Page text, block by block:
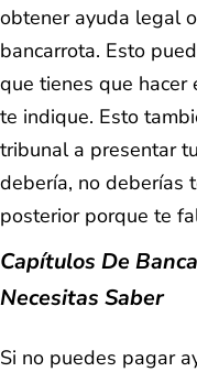
obtener ayuda legal
bancarrota. Esto
que tienes que hacer
te indique. Esto
tribunal a presentar
debería, no deberías
posterior porque te
Capítulos De
Necesitas Saber
Si no puedes pagar